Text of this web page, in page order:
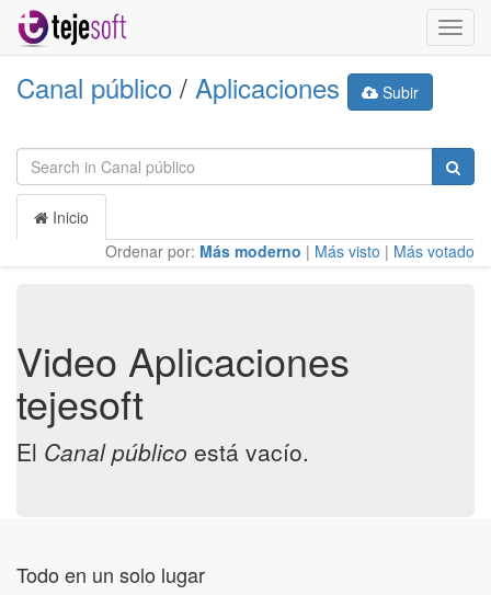
Canal público / Aplicaciones Subir
Inicio
Ordenar por: Más moderno | Más visto | Más votado
Video Aplicaciones
tejesoft
El Canal público está vacío.
Todo en un solo lugar